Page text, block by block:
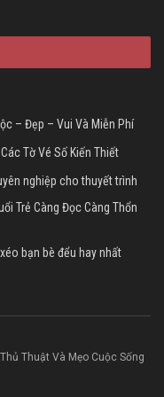
– Đẹp – Vui Và Miễn Phí
Tờ Vé Số Kiến Thiết
nghiệp cho thuyết trình
Trẻ Càng Đọc Càng Thổn
bạn bè đểu hay nhất
Thuật Và Mẹo Cuộc Sống